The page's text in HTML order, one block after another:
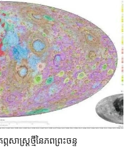
ាស្ត្រ​ថ្មីនៃភពព្រះចន្ទ​​